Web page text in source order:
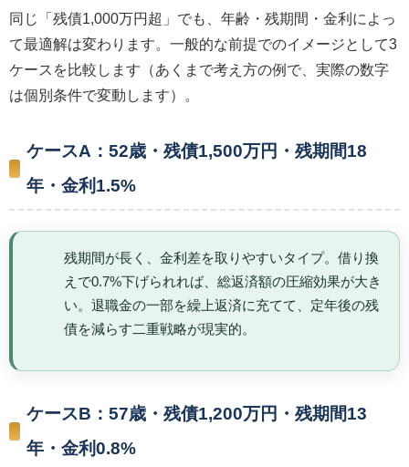
同じ「残債1,000万円超」でも、年齢・残期間・金利によっ
て最適解は変わります。一般的な前提でのイメージとして3
ケースを比較します（あくまで考え方の例で、実際の数字
は個別条件で変動します）。
ケースA：52歳・残債1,500万円・残期間18
年・金利1.5%
残期間が長く、金利差を取りやすいタイプ。借り換
えで0.7%下げられれば、総返済額の圧縮効果が大き
い。退職金の一部を繰上返済に充てて、定年後の残
債を減らす二重戦略が現実的。
ケースB：57歳・残債1,200万円・残期間13
年・金利0.8%